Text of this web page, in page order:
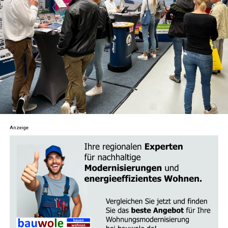
sen­de Anlei­tun­gen, Tech­ni­ken und Tipps zur
För­de­rung von inne­rer Ruhe und Klar­heit. Von
geführ­ten Medi­ta­tio­nen bis hin zu Acht­sam­keits­
übun­gen – fin­de her­aus, wie du stress­frei­er leben
und dei­nen Fokus schär­fen kannst.
Astro­lo­gie: Erkun­de die tie­fe­re Bedeu­tung der
Ster­ne und Pla­ne­ten und wie sie dein Leben
beein­flus­sen. Ler­ne, dein Geburts­ho­ro­skop zu
Chan­cen zu erkennen.
Tarot und Wahr­sa­ge­rei: Tau­che ein in die Kunst
des Kar­ten­le­gens und ent­de­cke ande­re divin­a­to­
ri­sche Prak­ti­ken. Erhal­te Ein­bli­cke in die ver­schie­
de­nen Tarot­kar­ten und ihre Bedeu­tun­gen sowie
Tipps, wie du dei­ne Intui­ti­on beim Kar­ten­le­gen
Anzeige